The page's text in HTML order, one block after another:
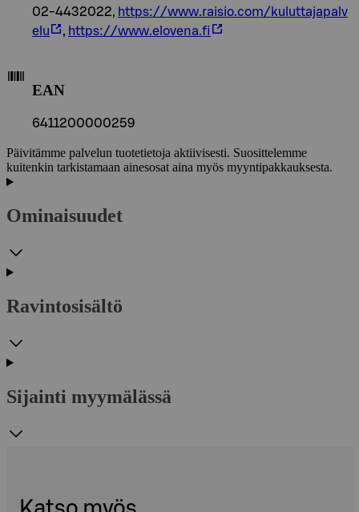
02-4432022, https://www.raisio.com/kuluttajapalv
elu
, https://www.elovena.fi
EAN
6411200000259
Päivitämme palvelun tuotetietoja aktiivisesti. Suosittelemme
kuitenkin tarkistamaan ainesosat aina myös myyntipakkauksesta.
Ominaisuudet
Ravintosisältö
Sijainti myymälässä